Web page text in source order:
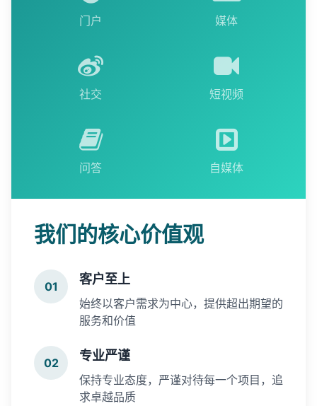
门户 媒体
社交 短视频
问答 自媒体
我们的核心价值观
01 客户至上
始终以客户需求为中心，提供超出期望的
服务和价值
02 专业严谨
保持专业态度，严谨对待每一个项目，追
求卓越品质